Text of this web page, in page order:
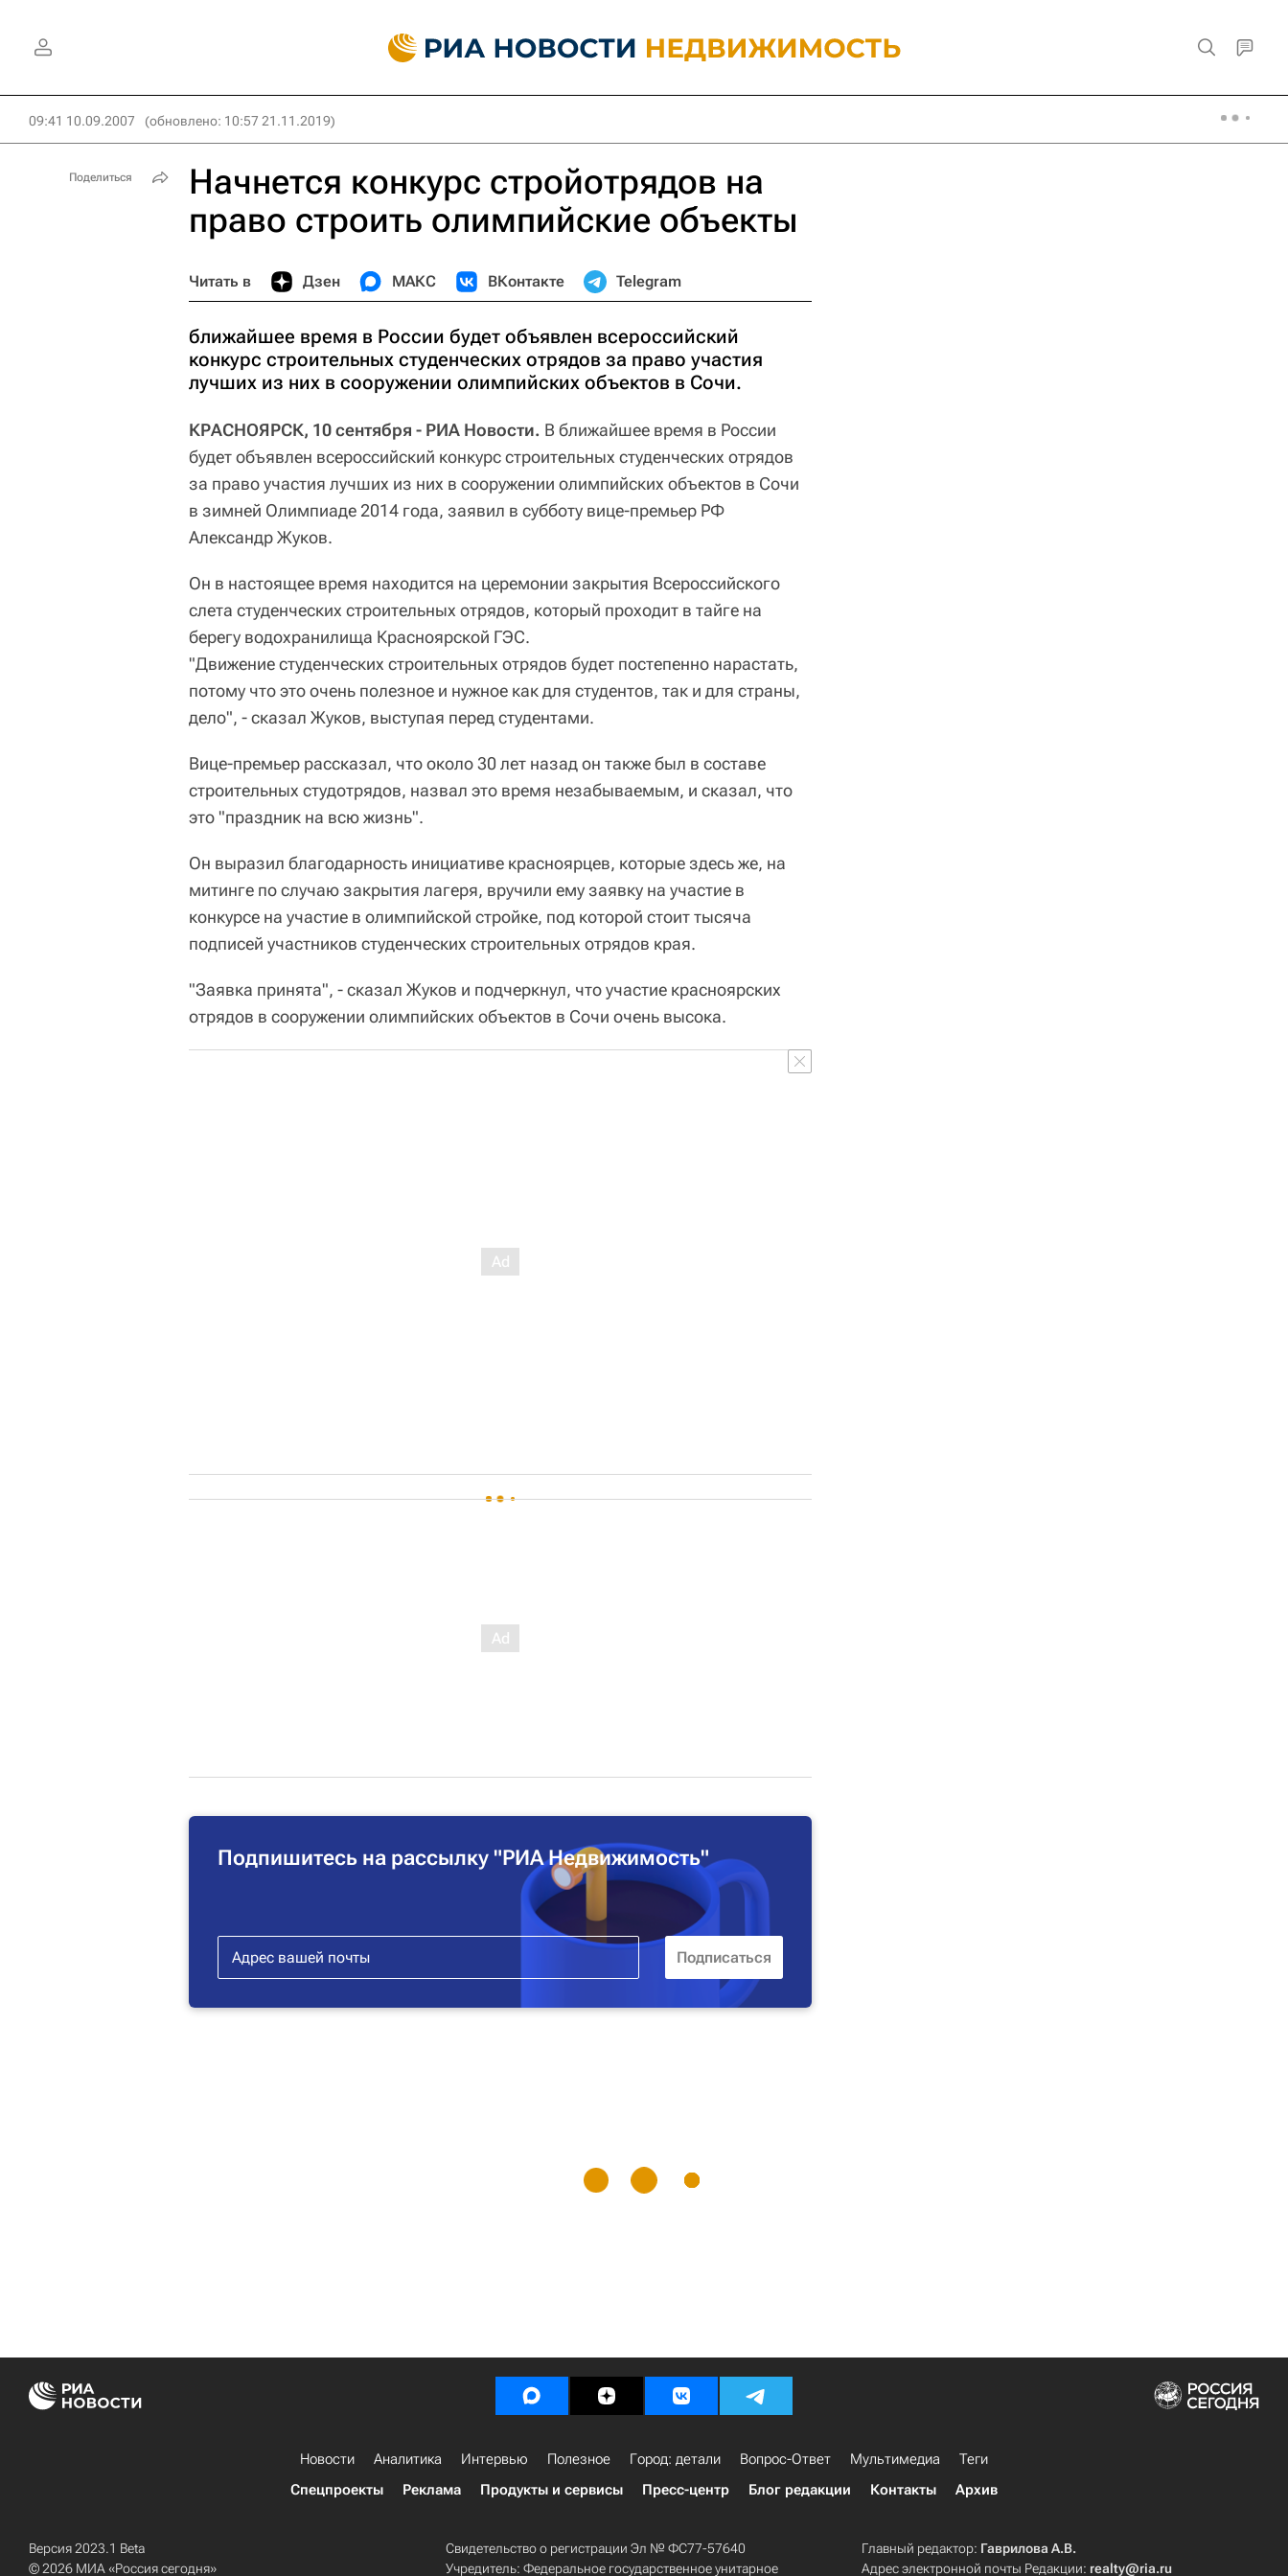
09:41 10.09.2007 (обновлено: 10:57 21.11.2019)
Начнется конкурс стройотрядов на
право строить олимпийские объекты
Читать в Дзен МАКС ВКонтакте Telegram
ближайшее время в России будет объявлен всероссийский
конкурс строительных студенческих отрядов за право участия
лучших из них в сооружении олимпийских объектов в Сочи.
КРАСНОЯРСК, 10 сентября - РИА Новости. В ближайшее время в России
будет объявлен всероссийский конкурс строительных студенческих отрядов
за право участия лучших из них в сооружении олимпийских объектов в Сочи
в зимней Олимпиаде 2014 года, заявил в субботу вице-премьер РФ
Александр Жуков.
Он в настоящее время находится на церемонии закрытия Всероссийского
слета студенческих строительных отрядов, который проходит в тайге на
берегу водохранилища Красноярской ГЭС.
"Движение студенческих строительных отрядов будет постепенно нарастать,
потому что это очень полезное и нужное как для студентов, так и для страны,
дело", - сказал Жуков, выступая перед студентами.
Вице-премьер рассказал, что около 30 лет назад он также был в составе
строительных студотрядов, назвал это время незабываемым, и сказал, что
это "праздник на всю жизнь".
Он выразил благодарность инициативе красноярцев, которые здесь же, на
митинге по случаю закрытия лагеря, вручили ему заявку на участие в
конкурсе на участие в олимпийской стройке, под которой стоит тысяча
подписей участников студенческих строительных отрядов края.
"Заявка принята", - сказал Жуков и подчеркнул, что участие красноярских
отрядов в сооружении олимпийских объектов в Сочи очень высока.
Подпишитесь на рассылку "РИА Недвижимость"
Поделиться
Новости Аналитика Интервью Полезное Город: детали Вопрос-Ответ Мультимедиа
Теги
Спецпроекты
Реклама Продукты и сервисы Пресс-центр Блог редакции Контакты Архив
Версия 2023.1 Beta
© 2026 МИА «Россия сегодня»
Свидетельство о регистрации Эл № ФС77-57640
Учредитель: Федеральное государственное унитарное
Главный редактор: Гаврилова А.В.
Адрес электронной почты Редакции: realty@ria.ru